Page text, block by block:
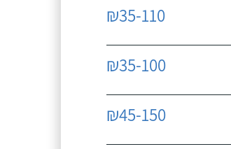
₪35-110
₪35-100
₪45-150